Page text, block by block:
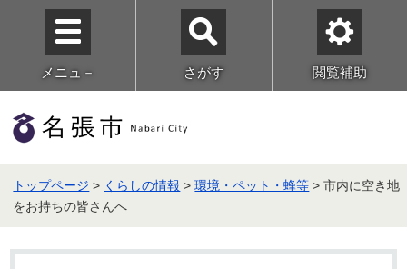
メニュ－ さがす 閲覧補助
トップページ > くらしの情報 >環境・ペット・蜂等 > 市内に空き地
をお持ちの皆さんへ